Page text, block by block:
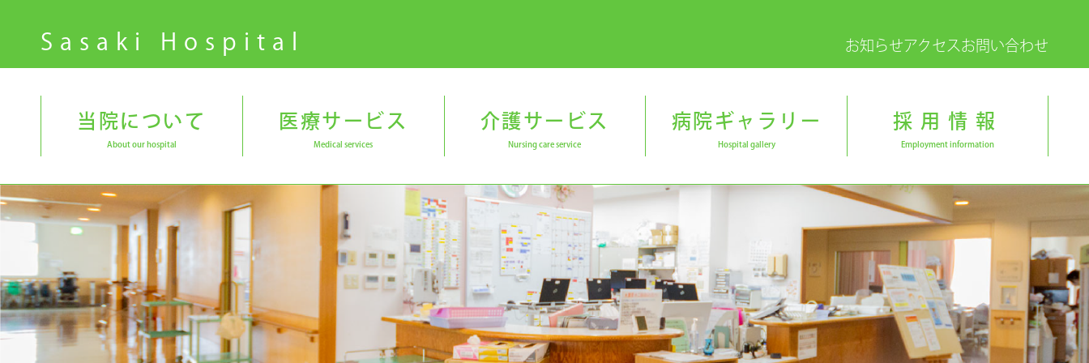
Sasaki Hospital お知らせアクセス お問い合わせ
当院について
About our hospital
医療サービス
Medical services
介護サービス
Nursing care service
病院ギャラリー
Hospital gallery
採用情報
Employment information